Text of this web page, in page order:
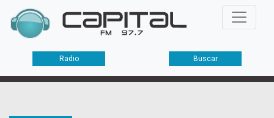
Radio Buscar